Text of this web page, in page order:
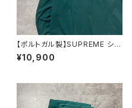
【ポルトガル製】SUPREME シュ
プリーム 刺繍ワンポイント
グリーン Tシャツ ロンT
¥10,900